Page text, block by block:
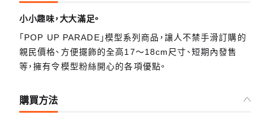
小小趣味，大大滿足。
「POP UP PARADE」模型系列商品，讓人不禁手滑訂購的
親民價格、方便擺飾的全高17～18cm尺寸、短期內發售
等，擁有令模型粉絲開心的各項優點。
購買方法